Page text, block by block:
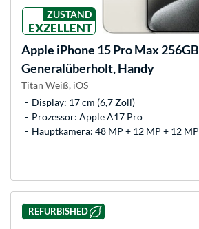
ZUSTAND
EXZELLENT
Apple iPhone 15 Pro Max 256GB
Generalüberholt, Handy
Titan Weiß, iOS
Display: 17 cm (6,7 Zoll)
Prozessor: Apple A17 Pro
Hauptkamera: 48 MP + 12 MP + 12 MP
REFURBISHED